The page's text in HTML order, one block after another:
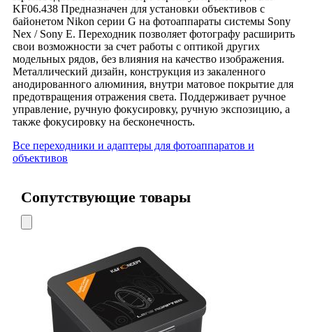
KF06.438 Предназначен для установки объективов с
байонетом Nikon серии G на фотоаппараты системы Sony
Nex / Sony E. Переходник позволяет фотографу расширить
свои возможности за счет работы с оптикой других
модельных рядов, без влияния на качество изображения.
Металлический дизайн, конструкция из закаленного
анодированного алюминия, внутри матовое покрытие для
предотвращения отражения света. Поддерживает ручное
управление, ручную фокусировку, ручную экспозицию, а
также фокусировку на бесконечность.
Все переходники и адаптеры для фотоаппаратов и
объективов
Сопутствующие товары